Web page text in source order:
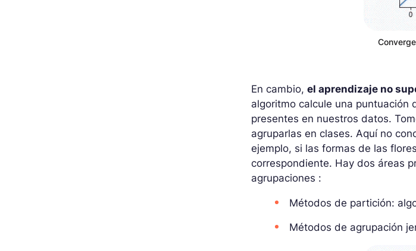
En cambio,el aprendizaje no
algoritmo calcule una
presentes en nuestros datos.
agruparlas en clases. Aquí no
ejemplo, si las formas de las
correspondiente. Hay dos áreas
agrupaciones :
Métodos de partición:
Métodos de agrupación